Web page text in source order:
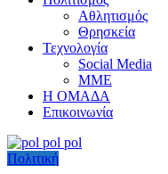
Αθλητισμός
Θρησκεία
Τεχνολογία
Social Media
ΜΜΕ
Η ΟΜΑΔΑ
Επικοινωνία
Πολιτική